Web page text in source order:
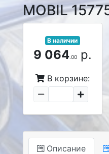
MOBIL
В наличии
9 064.00р.
В корзине:
Описание